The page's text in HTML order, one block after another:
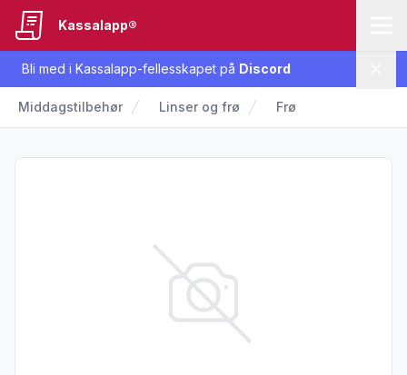
Bli med i Kassalapp-fellesskapet på Discord
Kassalapp®
Middagstilbehør Linser og frø Frø